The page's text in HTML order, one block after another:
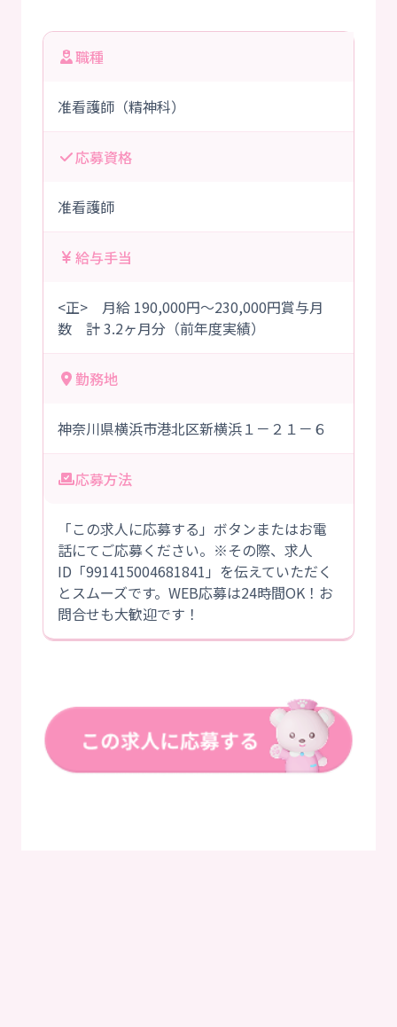
職種
准看護師（精神科）
応募資格
准看護師
給与手当
<正> 月給 190,000円～230,000円賞与月
数 計 3.2ヶ月分（前年度実績）
勤務地
神奈川県横浜市港北区新横浜１－２１－６
応募方法
「この求人に応募する」ボタンまたはお電
話にてご応募ください。※その際、求人
ID「991415004681841」を伝えていただく
とスムーズです。WEB応募は24時間OK！お
問合せも大歓迎です！